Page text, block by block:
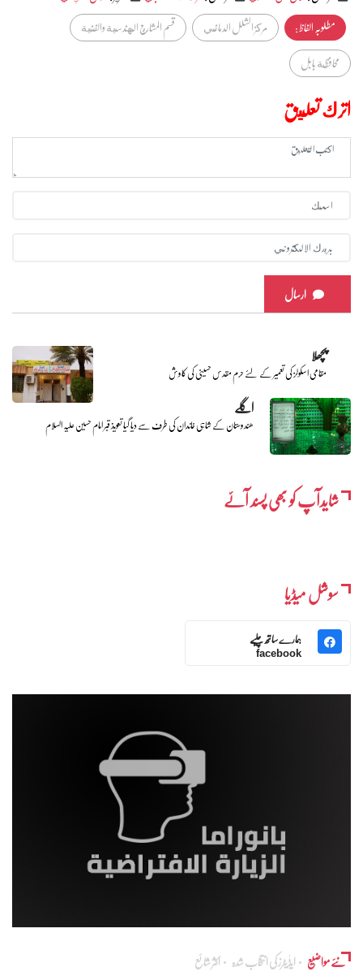
مطلوبہ الفاظ :
مركز الشلل الدماغي
قسم المشاريع الهندسية والفنية
محافظة بابل
اترك تعليق
ارسال
پچھلا
مقامی اسکولز کی تعمیر کے لئے حرم مقدس حسینی کی کاوش
اگلے
ھندوستان کے شاہی خاندان کی طرف سے دیا گیا تعویذ قبر امام حسین علیہ السلام
شایدآپ کو بھی پسند آئے
سوشل میڈیا
ہمارے ساتھ چلیے
facebook
نئے مواضیع ایڈٰیٹرز کی انتخاب شدہ اکثر شائع